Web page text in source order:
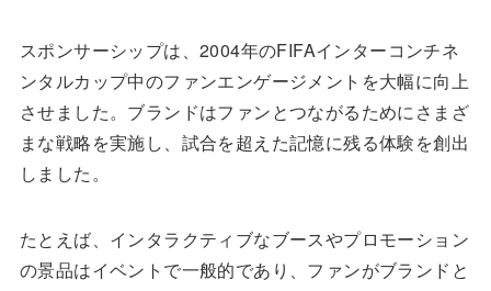
スポンサーシップは、2004年のFIFAインターコンチネ
ンタルカップ中のファンエンゲージメントを大幅に向上
させました。ブランドはファンとつながるためにさまざ
まな戦略を実施し、試合を超えた記憶に残る体験を創出
しました。
たとえば、インタラクティブなブースやプロモーション
の景品はイベントで一般的であり、ファンがブランドと